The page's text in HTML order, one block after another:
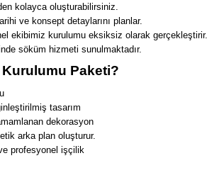
kolayca oluşturabilirsiniz.
ve konsept detaylarını planlar.
ekibimiz kurulumu eksiksiz olarak gerçekleştirir.
söküm hizmeti sunulmaktadır.
Kurulumu Paketi?
tasarım
dekorasyon
arka plan oluşturur.
profesyonel işçilik